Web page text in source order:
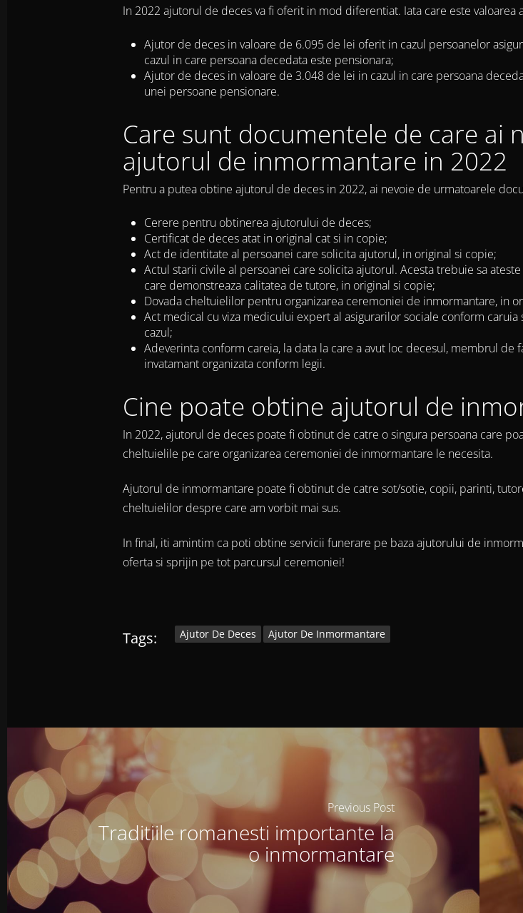
In 2022 ajutorul de deces va fi oferit in mod diferentiat. Iata care este valoarea
Ajutor de deces in valoare de 6.095 de lei oferit in cazul persoanelor
cazul in care persoana decedata este pensionara;
Ajutor de deces in valoare de 3.048 de lei in cazul in care persoana
unei persoane pensionare.
Care sunt documentele de care ai
ajutorul de inmormantare in 2022
Pentru a putea obtine ajutorul de deces in 2022, ai nevoie de urmatoarele
Cerere pentru obtinerea ajutorului de deces;
Certificat de deces atat in original cat si in copie;
Act de identitate al persoanei care solicita ajutorul, in original si copie;
Actul starii civile al persoanei care solicita ajutorul. Acesta trebuie sa
care demonstreaza calitatea de tutore, in original si copie;
Dovada cheltuielilor pentru organizarea ceremoniei de inmormantare, in
Act medical cu viza medicului expert al asigurarilor sociale conform
cazul;
Adeverinta conform careia, la data la care a avut loc decesul, membrul
invatamant organizata conform legii.
Cine poate obtine ajutorul de
In 2022, ajutorul de deces poate fi obtinut de catre o singura persoana care
cheltuielile pe care organizarea ceremoniei de inmormantare le necesita.
Ajutorul de inmormantare poate fi obtinut de catre sot/sotie, copii, parinti,
cheltuielilor despre care am vorbit mai sus.
In final, iti amintim ca poti obtine servicii funerare pe baza ajutorului de
oferta si sprijin pe tot parcursul ceremoniei!
Tags: Ajutor De Deces Ajutor De Inmormantare
Previous Post
Traditiile romanesti importante la
o inmormantare